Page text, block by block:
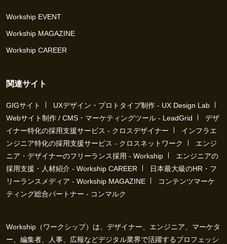
Workship EVENT
Workship MAGAZINE
Workship CAREER
関連サイト
GIGサイト
UXデザイン・プロトタイプ制作 - UX Design Lab
Webサイト制作 / CMS・マーケティングツール - LeadGrid
デザ
イナー特化の採用支援サービス - クロスデザイナー
インフラエ
ンジニア特化の採用支援サービス - クロスネットワーク
エンジ
ニア・デザイナーのフリーランス採用 - Workship
エンジニアの
採用支援・人材紹介 - Workship CAREER
日本最大級のHR・フ
リーランスメディア - Workship MAGAZINE
コンテンツマーケ
ティング総合パートナー - コンマルク
Workship（ワークシップ）は、デザイナー、エンジニア、マーケタ
ー、編集者、人事、広報などデジタル業界で活躍するプロフェッシ